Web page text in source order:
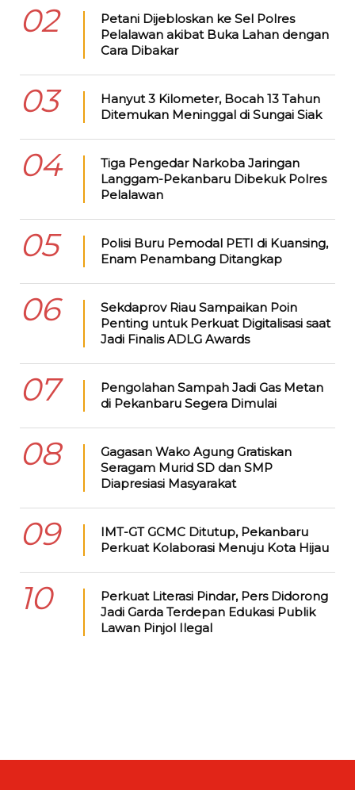
02
Petani Dijebloskan ke Sel Polres
Pelalawan akibat Buka Lahan dengan
Cara Dibakar
03
Hanyut 3 Kilometer, Bocah 13 Tahun
Ditemukan Meninggal di Sungai Siak
04
Tiga Pengedar Narkoba Jaringan
Langgam-Pekanbaru Dibekuk Polres
Pelalawan
05
Polisi Buru Pemodal PETI di Kuansing,
Enam Penambang Ditangkap
06
Sekdaprov Riau Sampaikan Poin
Penting untuk Perkuat Digitalisasi saat
Jadi Finalis ADLG Awards
07
Pengolahan Sampah Jadi Gas Metan
di Pekanbaru Segera Dimulai
08
Gagasan Wako Agung Gratiskan
Seragam Murid SD dan SMP
Diapresiasi Masyarakat
09
IMT-GT GCMC Ditutup, Pekanbaru
Perkuat Kolaborasi Menuju Kota Hijau
10
Perkuat Literasi Pindar, Pers Didorong
Jadi Garda Terdepan Edukasi Publik
Lawan Pinjol Ilegal